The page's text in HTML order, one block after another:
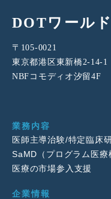
DOTワール
〒105-0021
東京都港区東新橋2-14-1
NBFコモディオ汐留4F
業務内容
医師主導治験/特定臨床
SaMD（プログラム医療
医療の市場参入支援
企業情報